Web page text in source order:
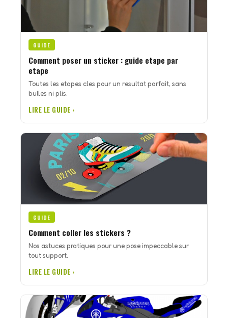
GUIDE
Comment poser un sticker : guide etape par
etape
Toutes les etapes cles pour un resultat parfait, sans
bulles ni plis.
LIRE LE GUIDE ›
GUIDE
Comment coller les stickers ?
Nos astuces pratiques pour une pose impeccable sur
tout support.
LIRE LE GUIDE ›